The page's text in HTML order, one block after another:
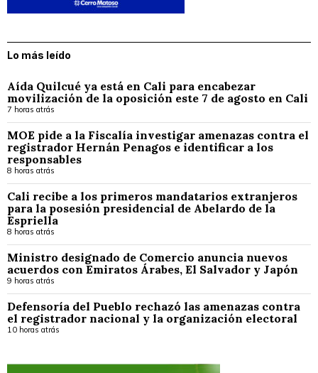
Lo más leído
Aída Quilcué ya está en Cali para encabezar
movilización de la oposición este 7 de agosto en Cali
7 horas atrás
MOE pide a la Fiscalía investigar amenazas contra el
registrador Hernán Penagos e identificar a los
responsables
8 horas atrás
Cali recibe a los primeros mandatarios extranjeros
para la posesión presidencial de Abelardo de la
Espriella
8 horas atrás
Ministro designado de Comercio anuncia nuevos
acuerdos con Emiratos Árabes, El Salvador y Japón
9 horas atrás
Defensoría del Pueblo rechazó las amenazas contra
el registrador nacional y la organización electoral
10 horas atrás